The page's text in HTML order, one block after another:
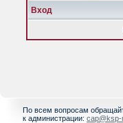
Вход
По всем вопросам
к администрации: